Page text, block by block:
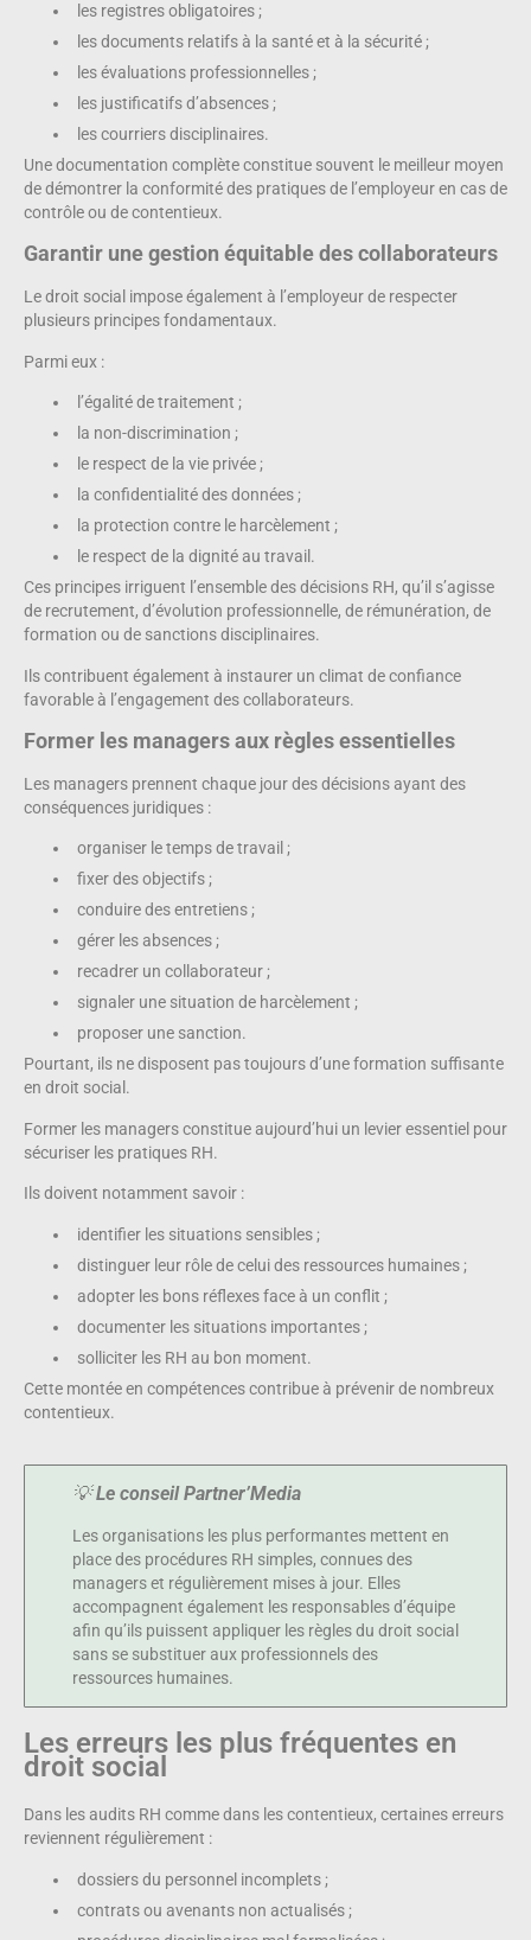
les registres obligatoires ;
les documents relatifs à la santé et à la sécurité ;
les évaluations professionnelles ;
les justificatifs d’absences ;
les courriers disciplinaires.
Une documentation complète constitue souvent le meilleur moyen
de démontrer la conformité des pratiques de l’employeur en cas de
contrôle ou de contentieux.
Garantir une gestion équitable des collaborateurs
Le droit social impose également à l’employeur de respecter
plusieurs principes fondamentaux.
Parmi eux :
l’égalité de traitement ;
la non-discrimination ;
le respect de la vie privée ;
la confidentialité des données ;
la protection contre le harcèlement ;
le respect de la dignité au travail.
Ces principes irriguent l’ensemble des décisions RH, qu’il s’agisse
de recrutement, d’évolution professionnelle, de rémunération, de
formation ou de sanctions disciplinaires.
Ils contribuent également à instaurer un climat de confiance
favorable à l’engagement des collaborateurs.
Former les managers aux règles essentielles
Les managers prennent chaque jour des décisions ayant des
conséquences juridiques :
organiser le temps de travail ;
fixer des objectifs ;
conduire des entretiens ;
gérer les absences ;
recadrer un collaborateur ;
signaler une situation de harcèlement ;
proposer une sanction.
Pourtant, ils ne disposent pas toujours d’une formation suffisante
en droit social.
Former les managers constitue aujourd’hui un levier essentiel pour
sécuriser les pratiques RH.
Ils doivent notamment savoir :
identifier les situations sensibles ;
distinguer leur rôle de celui des ressources humaines ;
adopter les bons réflexes face à un conflit ;
documenter les situations importantes ;
solliciter les RH au bon moment.
Cette montée en compétences contribue à prévenir de nombreux
contentieux.
💡Le conseil Partner’Media
Les organisations les plus performantes mettent en
place des procédures RH simples, connues des
managers et régulièrement mises à jour. Elles
accompagnent également les responsables d’équipe
afin qu’ils puissent appliquer les règles du droit social
sans se substituer aux professionnels des
ressources humaines.
Les erreurs les plus fréquentes en
droit social
Dans les audits RH comme dans les contentieux, certaines erreurs
reviennent régulièrement :
dossiers du personnel incomplets ;
contrats ou avenants non actualisés ;